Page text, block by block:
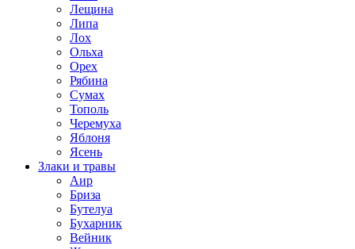
Лещина
Липа
Лох
Ольха
Орех
Рябина
Сумах
Тополь
Черемуха
Яблоня
Ясень
Злаки и травы
Аир
Бриза
Бутелуа
Бухарник
Вейник